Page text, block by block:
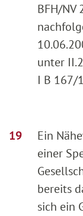
BFH/NV
unter
I B 167/
Ein
einer
bereits
sich ein